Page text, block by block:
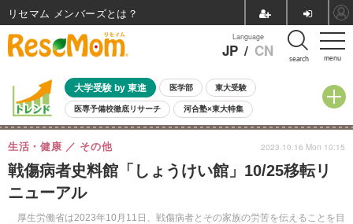
menu
Language
JP / CN search
大学受験 by 東進 医学部 東大受験
医専予備校徹底リサーチ 河合塾×東大特集
親子で考える大学選び 高校受験 中学受験 小学校受験
共通テスト 夏休み
8月開催イベント・WS 全国公立高校 過去問 人気記事
自由研究教材（小学生向け）
戦傷病者史料館「しょうけい館」10/25移転リ
ニューアル
厚生労働省は2023年10月11日、戦傷病者とその家族の労苦を伝えることを目
生活・健康 その他 2023.10.16 Mon 10:15
リセマム メンバーズ